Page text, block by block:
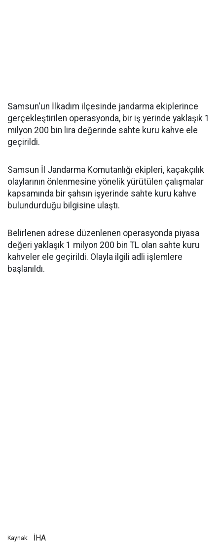
Samsun'un İlkadım ilçesinde jandarma ekiplerince
gerçekleştirilen operasyonda, bir iş yerinde yaklaşık 1
milyon 200 bin lira değerinde sahte kuru kahve ele
geçirildi.
Samsun İl Jandarma Komutanlığı ekipleri, kaçakçılık
olaylarının önlenmesine yönelik yürütülen çalışmalar
kapsamında bir şahsın işyerinde sahte kuru kahve
bulundurduğu bilgisine ulaştı.
Belirlenen adrese düzenlenen operasyonda piyasa
değeri yaklaşık 1 milyon 200 bin TL olan sahte kuru
kahveler ele geçirildi. Olayla ilgili adli işlemlere
başlanıldı.
Kaynak: İHA